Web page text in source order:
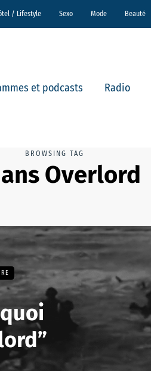
/ Lifestyle Sexo Mode Beauté
et podcasts Radio
BROWSING TAG
Overlord